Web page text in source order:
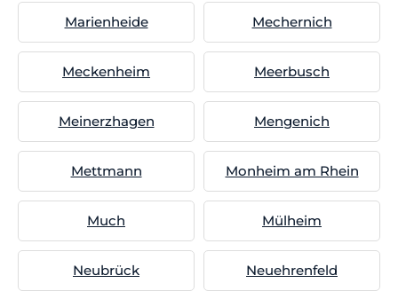
Marienheide Mechernich
Meckenheim Meerbusch
Meinerzhagen Mengenich
Mettmann Monheim am Rhein
Much Mülheim
Neubrück Neuehrenfeld